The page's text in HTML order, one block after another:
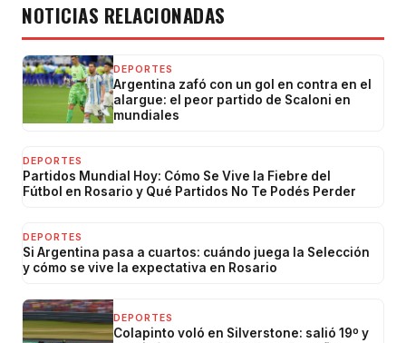
NOTICIAS RELACIONADAS
DEPORTES
Argentina zafó con un gol en contra en el
alargue: el peor partido de Scaloni en
mundiales
DEPORTES
Partidos Mundial Hoy: Cómo Se Vive la Fiebre del
Fútbol en Rosario y Qué Partidos No Te Podés Perder
DEPORTES
Si Argentina pasa a cuartos: cuándo juega la Selección
y cómo se vive la expectativa en Rosario
DEPORTES
Colapinto voló en Silverstone: salió 19º y